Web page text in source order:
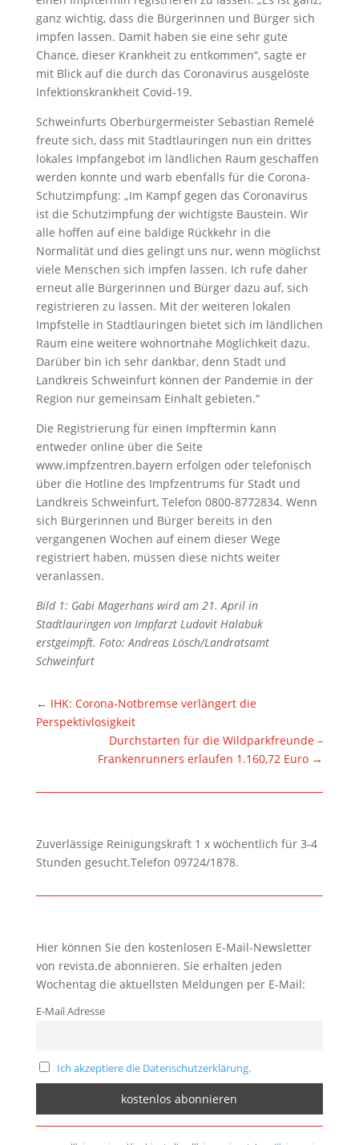
ganz wichtig, dass die Bürgerinnen und Bürger sich
impfen lassen. Damit haben sie eine sehr gute
Chance, dieser Krankheit zu entkommen“, sagte er
mit Blick auf die durch das Coronavirus ausgelöste
Infektionskrankheit Covid-19.
Schweinfurts Oberbürgermeister Sebastian Remelé
freute sich, dass mit Stadtlauringen nun ein drittes
lokales Impfangebot im ländlichen Raum geschaffen
werden konnte und warb ebenfalls für die Corona-
Schutzimpfung: „Im Kampf gegen das Coronavirus
ist die Schutzimpfung der wichtigste Baustein. Wir
alle hoffen auf eine baldige Rückkehr in die
Normalität und dies gelingt uns nur, wenn möglichst
viele Menschen sich impfen lassen. Ich rufe daher
erneut alle Bürgerinnen und Bürger dazu auf, sich
registrieren zu lassen. Mit der weiteren lokalen
Impfstelle in Stadtlauringen bietet sich im ländlichen
Raum eine weitere wohnortnahe Möglichkeit dazu.
Darüber bin ich sehr dankbar, denn Stadt und
Landkreis Schweinfurt können der Pandemie in der
Region nur gemeinsam Einhalt gebieten.“
Die Registrierung für einen Impftermin kann
entweder online über die Seite
www.impfzentren.bayern erfolgen oder telefonisch
über die Hotline des Impfzentrums für Stadt und
Landkreis Schweinfurt, Telefon 0800-8772834. Wenn
sich Bürgerinnen und Bürger bereits in den
vergangenen Wochen auf einem dieser Wege
registriert haben, müssen diese nichts weiter
veranlassen.
Bild 1: Gabi Magerhans wird am 21. April in
Stadtlauringen von Impfarzt Ludovit Halabuk
erstgeimpft. Foto: Andreas Lösch/Landratsamt
Schweinfurt
← IHK: Corona-Notbremse verlängert die
Perspektivlosigkeit
Durchstarten für die Wildparkfreunde –
Frankenrunners erlaufen 1.160,72 Euro →
Zuverlässige Reinigungskraft 1 x wöchentlich für 3-4
Stunden gesucht.Telefon 09724/1878.
Hier können Sie den kostenlosen E-Mail-Newsletter
von revista.de abonnieren. Sie erhalten jeden
Wochentag die aktuellsten Meldungen per E-Mail:
E-Mail Adresse
Ich akzeptiere die Datenschutzerklärung.